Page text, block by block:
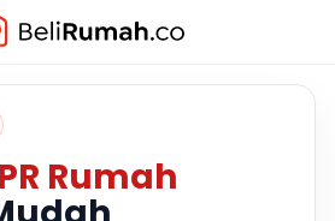
Rumah